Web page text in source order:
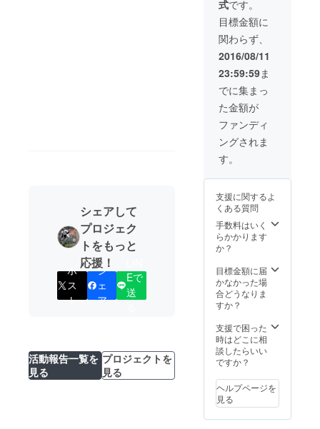
シェアして
プロジェク
トをもっと
応援！
ポ
ス
ト
シ
ェ
ア
Eで
送
活動報告一覧を
見る
プロジェクトを
見る
（ホッ
トパン
ツ）特
別ペー
ジ」、
「Hot
Pant’z
（ホッ
トパン
ツ）公
式
Facebo
okペー
+URLを
掲載し
ます。
肉部位
バラエ
ティ
「Hot
Pant’z
（ホッ
トパン
ツ）秘
蔵写
真」
（10枚
以上）
を同封
（超プ
レス）
式です。
目標金額に
関わらず、
2016/08/11
23:59:59ま
でに集まっ
た金額が
ファンディ
ングされま
す。
支援に関するよ
くある質問
手数料はいく
らかかります
か？
目標金額に届
かなかった場
合どうなりま
すか？
支援で困った
時はどこに相
談したらいい
ですか？
ヘルプページを
見る